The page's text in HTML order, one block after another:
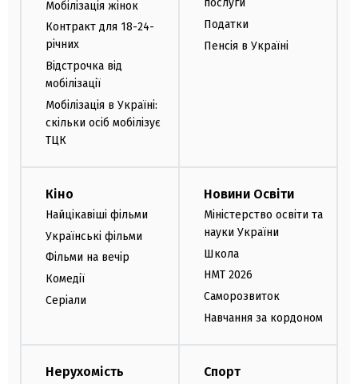
Мобілізація жінок
Контракт для 18-24-
річних
Відстрочка від
мобілізації
Мобілізація в Україні:
скільки осіб мобілізує
ТЦК
послуги
Податки
Пенсія в Україні
Кіно
Найцікавіші фільми
Українські фільми
Фільми на вечір
Комедії
Серіали
Новини Освіти
Міністерство освіти та
науки України
Школа
НМТ 2026
Саморозвиток
Навчання за кордоном
Нерухомість Спорт